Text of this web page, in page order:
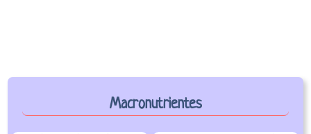
Macronutrientes